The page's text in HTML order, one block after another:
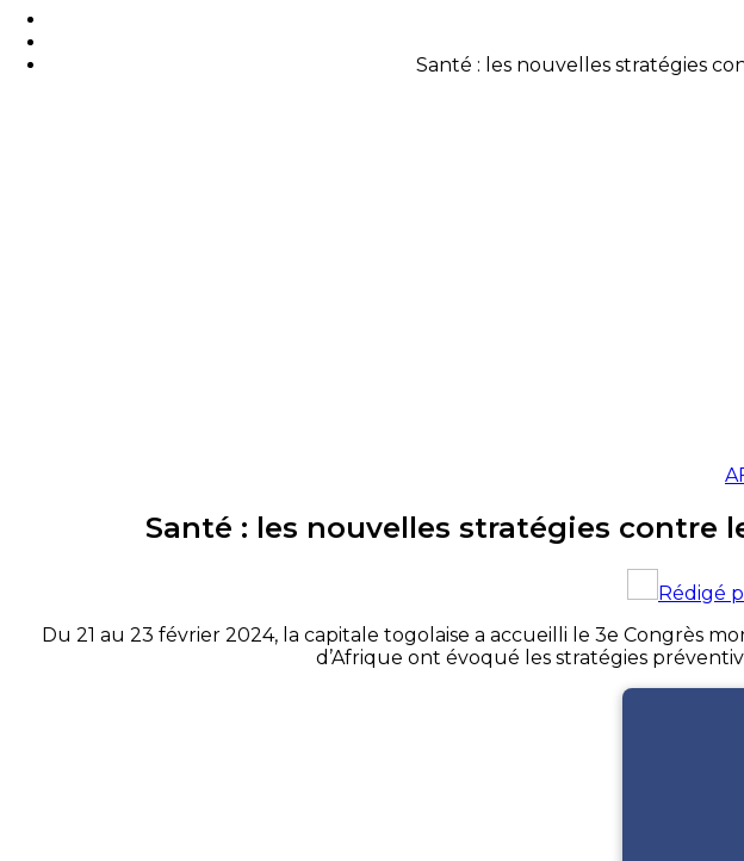
Santé : les nouvelles stratégies
Santé : les nouvelles stratégies contre
Rédigé
Du 21 au 23 février 2024, la capitale togolaise a accueilli le 3e Congrès
d’Afrique ont évoqué les stratégies